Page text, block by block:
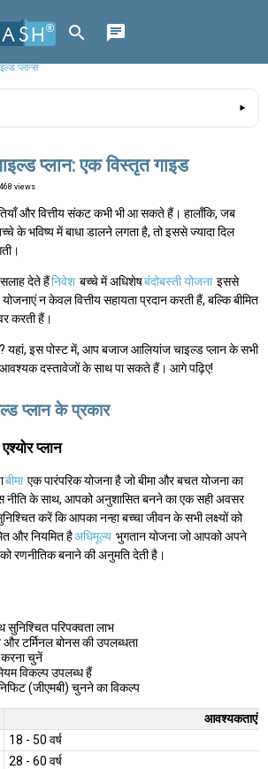
प्लान्स
प्लान: एक विस्तृत गाइड
views
और वित्तीय संकट कभी भी आ सकते हैं। हालाँकि, जब
के भविष्य में बाधा डालने लगता है, तो इससे ज्यादा दिल
देते हैंनिवेश बच्चे में अधिशेषबंदोबस्ती योजना इससे
न केवल वित्तीय सहायता प्रदान करती हैं, बल्कि बीमित
करती हैं।
यहां, इस पोस्ट में, आप बजाज आलियांज चाइल्ड प्लान के सभी
आवश्यक दस्तावेजों के साथ पा सकते हैं। आगे पढ़िए!
प्लान के प्रकार
प्लान
बीमा एक पारंपरिक योजना है जो बीमा और बचत योजना का
नीति के साथ, आपको अनुशासित बनने का एक सही अवसर
करें कि आपका नन्हा बच्चा जीवन के सभी लक्ष्यों को
और नियमित हैअधिमूल्य भुगतान योजना जो आपको अपने
रणनीतिक बनाने की अनुमति देती है।
सुनिश्चित परिपक्वता लाभ
और टर्मिनल बोनस की उपलब्धता
करना चुनें
विकल्प उपलब्ध हैं
(जीएमबी) चुनने का विकल्प
आवश्यकताएं
18 - 50 वर्ष
28 - 60 वर्ष